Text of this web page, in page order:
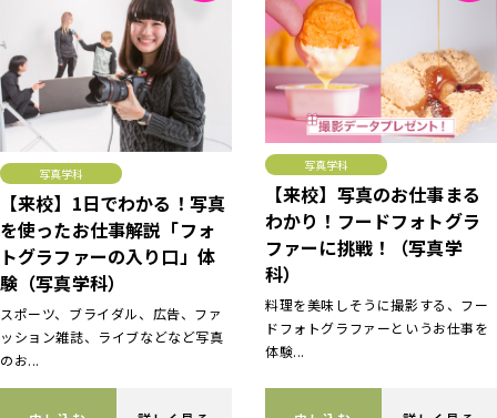
写真学科
【来校】1日でわかる！写真
を使ったお仕事解説「フォ
トグラファーの入り口」体
験（写真学科）
スポーツ、ブライダル、広告、ファ
ッション雑誌、ライブなどなど写真
のお...
写真学科
【来校】写真のお仕事まる
わかり！フードフォトグラ
ファーに挑戦！（写真学
科）
料理を美味しそうに撮影する、フー
ドフォトグラファーというお仕事を
体験...